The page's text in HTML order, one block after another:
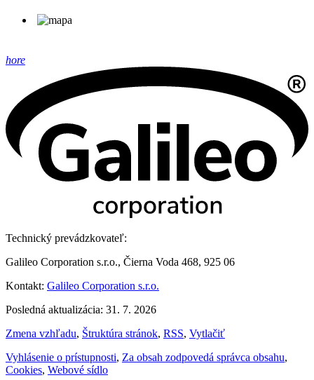
hore
Technický prevádzkovateľ:
Galileo Corporation s.r.o., Čierna Voda 468, 925 06
Kontakt: Galileo Corporation s.r.o.
Posledná aktualizácia: 31. 7. 2026
Zmena vzhľadu, Štruktúra stránok, RSS, Vytlačiť
Vyhlásenie o prístupnosti, Za obsah zodpovedá správca obsahu,
Cookies, Webové sídlo